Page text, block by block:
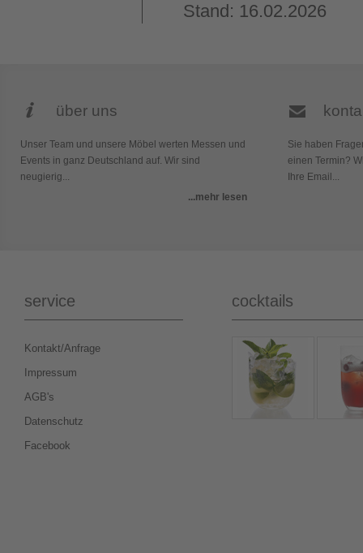
Stand: 16.02.2026
über uns
Unser Team und unsere Möbel werten Messen und
Events in ganz Deutschland auf. Wir sind
neugierig...
...mehr lesen
Sie haben
einen Termin?
Ihre Email...
service
Kontakt/Anfrage
Impressum
AGB's
Datenschutz
Facebook
cocktails